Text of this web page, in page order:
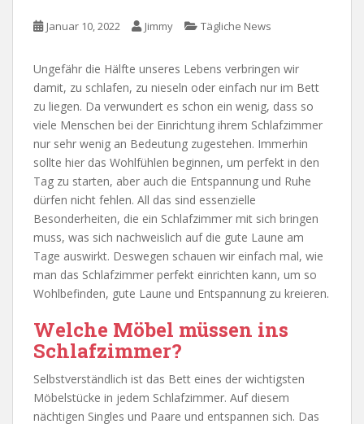
Januar 10, 2022 Jimmy Tägliche News
Ungefähr die Hälfte unseres Lebens verbringen wir
damit, zu schlafen, zu nieseln oder einfach nur im Bett
zu liegen. Da verwundert es schon ein wenig, dass so
viele Menschen bei der Einrichtung ihrem Schlafzimmer
nur sehr wenig an Bedeutung zugestehen. Immerhin
sollte hier das Wohlfühlen beginnen, um perfekt in den
Tag zu starten, aber auch die Entspannung und Ruhe
dürfen nicht fehlen. All das sind essenzielle
Besonderheiten, die ein Schlafzimmer mit sich bringen
muss, was sich nachweislich auf die gute Laune am
Tage auswirkt. Deswegen schauen wir einfach mal, wie
man das Schlafzimmer perfekt einrichten kann, um so
Wohlbefinden, gute Laune und Entspannung zu kreieren.
Welche Möbel müssen ins
Schlafzimmer?
Selbstverständlich ist das Bett eines der wichtigsten
Möbelstücke in jedem Schlafzimmer. Auf diesem
nächtigen Singles und Paare und entspannen sich. Das